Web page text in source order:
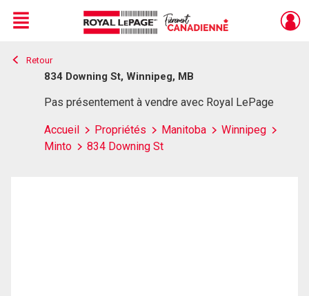
Live
En Direct
Menu
Retour
834 Downing St, Winnipeg, MB
Pas présentement à vendre avec Royal LePage
Accueil Propriétés Manitoba
Winnipeg
Minto
834 Downing St